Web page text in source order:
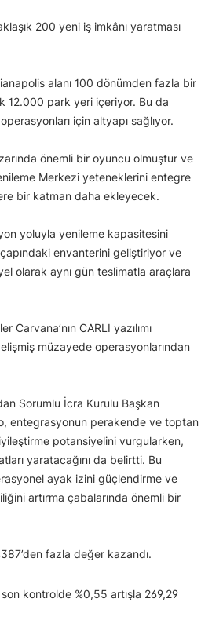
200 yeni iş imkânı yaratması
alanı 100 dönümden fazla bir
12.000 park yeri içeriyor. Bu da
için altyapı sağlıyor.
önemli bir oyuncu olmuştur ve
Merkezi yeteneklerini entegre
bir katman daha ekleyecek.
yoluyla yenileme kapasitesini
envanterini geliştiriyor ve
olarak aynı gün teslimatla araçlara
CARLI yazılımı
müzayede operasyonlarından
Sorumlu İcra Kurulu Başkan
entegrasyonun perakende ve toptan
potansiyelini vurgularken,
yaratacağını da belirtti. Bu
ayak izini güçlendirme ve
artırma çabalarında önemli bir
fazla değer kazandı.
kontrolde %0,55 artışla 269,29